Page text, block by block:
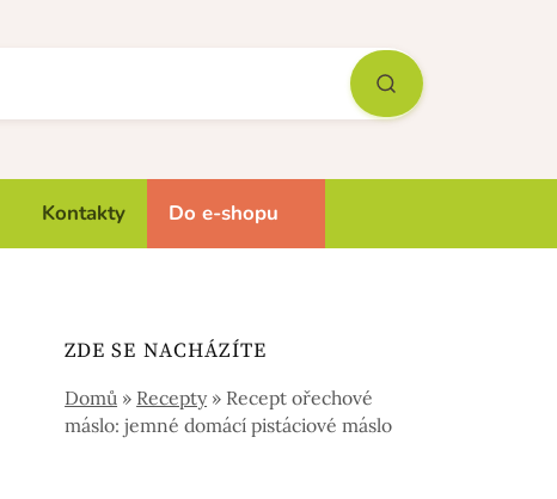
Kontakty Do e-shopu
ZDE SE NACHÁZÍTE
Domů » Recepty » Recept ořechové
máslo: jemné domácí pistáciové máslo